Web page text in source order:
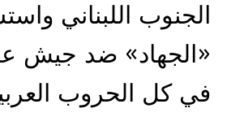
الجنوب اللبناني
«الجهاد» ضد جيش
في كل الحروب